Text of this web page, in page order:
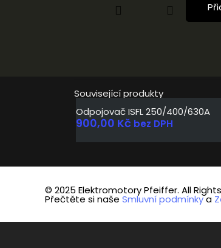
Související produkty
Odpojovač ISFL 250/400/630A
900,00 Kč bez DPH
© 2025 Elektromotory Pfeiffer. All
Přečtěte si naše Smluvní podmínkya